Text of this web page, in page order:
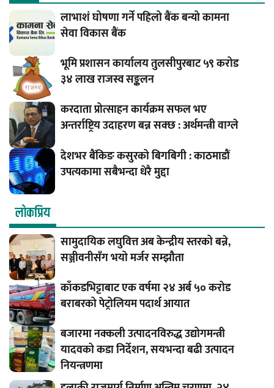
लाभाशं घोषणा गर्ने पहिलो बैंक बन्यो कामना
सेवा विकास बैंक
भूमि प्रशासन कार्यालय तुलसीपुरबाट ५९ करोड
३४ लाख राजस्व सङ्कलन
करदाता प्रोत्साहन कार्यक्रम सफल भए
अन्तर्राष्ट्रिय उदाहरण बन्न सक्छ : अर्थमन्त्री वाग्ले
देशभर बैंकिङ कसुरको बिगबिगी : काठमाडौं
उपत्यकामा सबैभन्दा धेरै मुद्दा
लाेकप्रिय
सामुदायिक लघुवित्त अब केन्द्रीय स्तरको बन्ने,
सञ्जीवनीसँग भयो मर्जर सम्झौता
काँकडभिट्टाबाट एक वर्षमा २४ अर्ब ५० करोड
बराबरको पेट्रोलियम पदार्थ आयात
बजारमा नक्कली उत्पादनविरुद्ध उद्योगमन्त्री
यादवको कडा निर्देशन, सयभन्दा बढी उत्पादन
नियन्त्रणमा